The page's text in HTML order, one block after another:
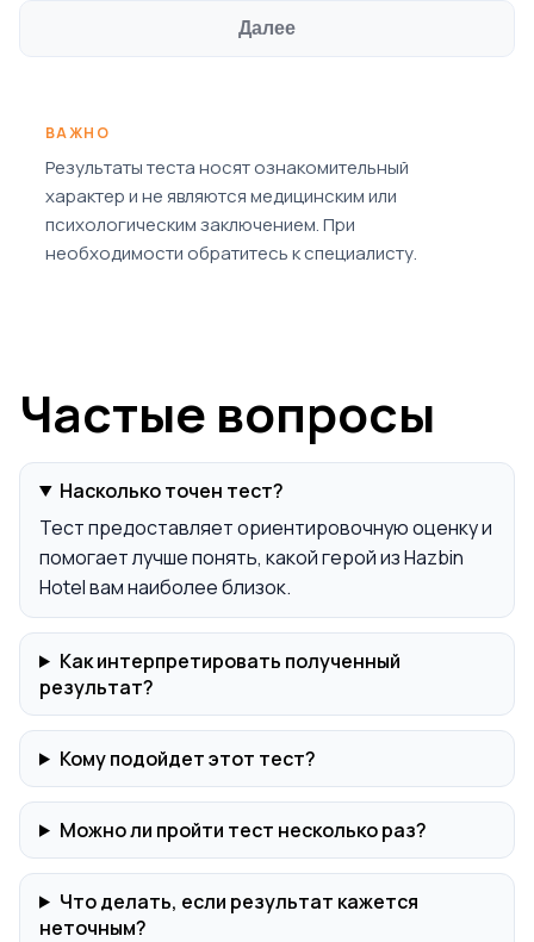
Далее
ВАЖНО
Результаты теста носят ознакомительный
характер и не являются медицинским или
психологическим заключением. При
необходимости обратитесь к специалисту.
Частые вопросы
Насколько точен тест?
Тест предоставляет ориентировочную оценку и
помогает лучше понять, какой герой из Hazbin
Hotel вам наиболее близок.
Как интерпретировать полученный
результат?
Кому подойдет этот тест?
Можно ли пройти тест несколько раз?
Что делать, если результат кажется
неточным?